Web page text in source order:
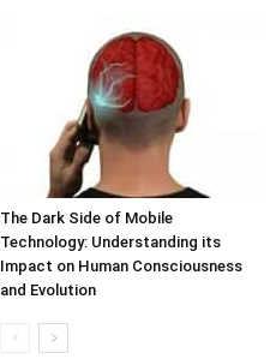
The Dark Side of Mobile
Technology: Understanding its
Impact on Human Consciousness
and Evolution